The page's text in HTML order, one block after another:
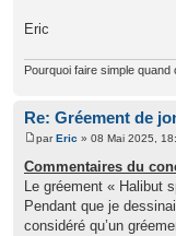
Eric
Pourquoi faire simple
Re: Gréement de
parEric » 08 Mai 2025,
Commentaires du
Le gréement « Halibut
Pendant que je
considéré qu’un